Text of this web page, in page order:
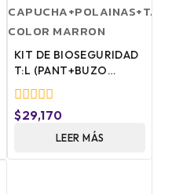
KIT DE BIOSEGURIDAD
T:L (PANT+BUZO
COLOR MARRON
0
fuera
$29,170
LEER MÁS